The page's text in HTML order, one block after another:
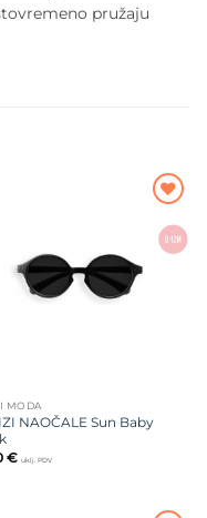
pružaju
na listu
želja
MODA
NAOČALE Sun Baby
€ uklj. PDV